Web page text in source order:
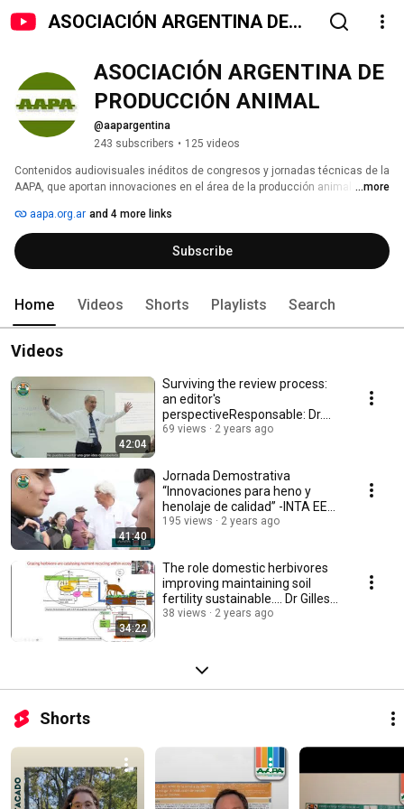
ASOCIACIÓN ARGENTINA DE
ASOCIACIÓN ARGENTINA DE
PRODUCCIÓN ANIMAL
@aapargentina
243 subscribers • 125 videos
Contenidos audiovisuales inéditos de congresos y jornadas técnicas de la
AAPA, que aportan innovaciones en el área de la producción animal. No te
novedades
...more
aapa.org.ar and 4 more links
Subscribe
Home Videos Shorts Playlists Search
Videos
42:04
Surviving the review process:
an editor's
perspectiveResponsable: Dr.
James SARTIN (ASAS, USA)
69 views 2 years ago
41:40
Jornada Demostrativa
“Innovaciones para heno y
henolaje de calidad” -INTA EEA
Pergamino, Bs. As.
195 views 2 years ago
34:22
The role domestic herbivores
improving maintaining soil
fertility sustainable.... Dr Gilles
LEMAIRE
38 views 2 years ago
Shorts